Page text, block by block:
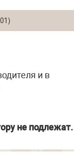
и в
не подлежат.